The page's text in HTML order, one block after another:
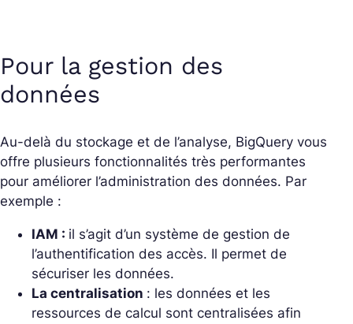
Pour la gestion des
données
Au-delà du stockage et de l’analyse, BigQuery vous
offre plusieurs fonctionnalités très performantes
pour améliorer l’administration des données. Par
exemple :
IAM : il s’agit d’un système de gestion de
l’authentification des accès. Il permet de
sécuriser les données.
La centralisation : les données et les
ressources de calcul sont centralisées afin